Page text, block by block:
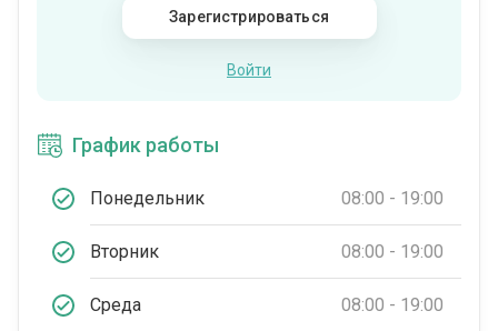
Зарегистрироваться
Войти
График работы
Понедельник 08:00 - 19:00
Вторник 08:00 - 19:00
Среда 08:00 - 19:00